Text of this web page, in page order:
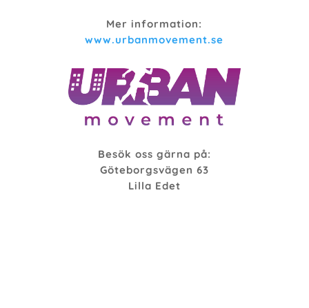
Mer information:
www.urbanmovement.se
Besök oss gärna på:
Göteborgsvägen 63
Lilla Edet